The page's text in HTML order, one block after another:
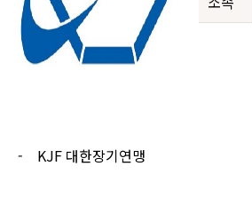
- KJF 대한장기연맹